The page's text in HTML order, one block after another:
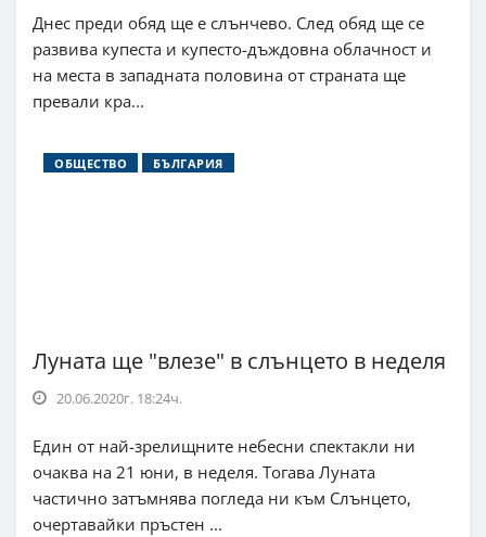
Днес преди обяд ще е слънчево. След обяд ще се
развива купеста и купесто-дъждовна облачност и
на места в западната половина от страната ще
превали кра...
ОБЩЕСТВО БЪЛГАРИЯ
Луната ще "влезе" в слънцето в неделя
20.06.2020г. 18:24ч.
Един от най-зрелищните небесни спектакли ни
очаква на 21 юни, в неделя. Тогава Луната
частично затъмнява погледа ни към Слънцето,
очертавайки пръстен ...